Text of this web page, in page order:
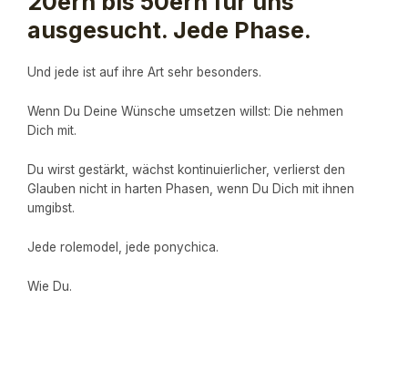
ausgesucht. Jede Phase.
Und jede ist auf ihre Art sehr besonders.
Wenn Du Deine Wünsche umsetzen willst: Die nehmen
Dich mit.
Du wirst gestärkt, wächst kontinuierlicher, verlierst den
Glauben nicht in harten Phasen, wenn Du Dich mit ihnen
umgibst.
Jede rolemodel, jede ponychica.
Wie Du.